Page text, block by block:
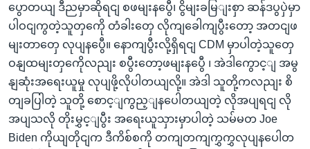
ပွောတယျ ဒီညမှာဆိုရငျ စဖမျးနပွေီ၊ ငွိမျးခမြျးစှာ ဆန်ဒပွပှဲမှာ
ပါဝငျကွတဲ့သူတှကေို တံခါးတှေ လိုကျခေါကျပွီးတော့ အတငျဖ
မျးတာတှေ လုပျနပွေီ။ နောကျပွီးလို့ရှိရငျ CDM မှာပါတဲ့သူတှေ
ဝနျထမျးတှကေိုလညျး စပွီးတော့ဖမျးနပွေီ ၊ အဲဒါကွောင့ျ အမွ
နျဆုံးအရေးယူမှု လုပျဖို့လိုပါတယျလို့။ အဲဒါ သူတို့ကလညျး စိ
တျခပြါတဲ့ သူတို့ စောင့ျကွည့ျနပေါတယျတဲ့ လိုအပျရငျ လို
အပျသလို တိုးမွှင့ျပွီး အရေးယူသှားမှာပါတဲ့ သမ်မတ Joe
Biden ကိုယျတိုငျက ဒီကိစ်စကို တကျတကျကွှကွှလုပျနပေါတ